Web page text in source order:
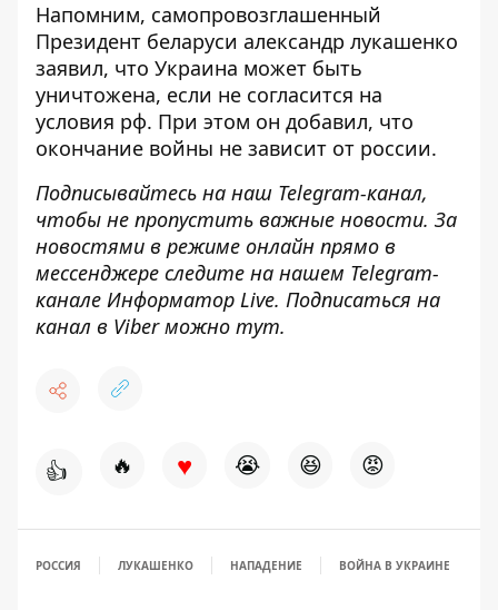
Напомним, самопровозглашенный
Президент беларуси александр лукашенко
заявил, что Украина может быть
уничтожена, если не согласится на
условия рф. При этом он добавил, что
окончание войны не зависит от россии.
Подписывайтесь на наш Telegram-канал,
чтобы не пропустить важные новости. За
новостями в режиме онлайн прямо в
мессенджере следите на нашем Telegram-
канале Информатор Live. Подписаться на
канал в Viber можно тут.
👍 🔥 ♥ 😭 😆 😡
РОССИЯ ЛУКАШЕНКО НАПАДЕНИЕ ВОЙНА В УКРАИНЕ